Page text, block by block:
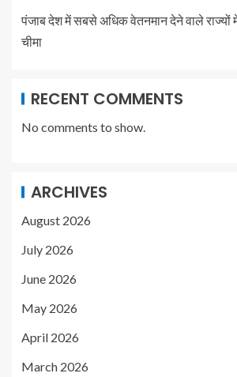
पंजाब देश में सबसे अधिक वेतनमान देने वाले राज्यों
चीमा
RECENT COMMENTS
No comments to show.
ARCHIVES
August 2026
July 2026
June 2026
May 2026
April 2026
March 2026